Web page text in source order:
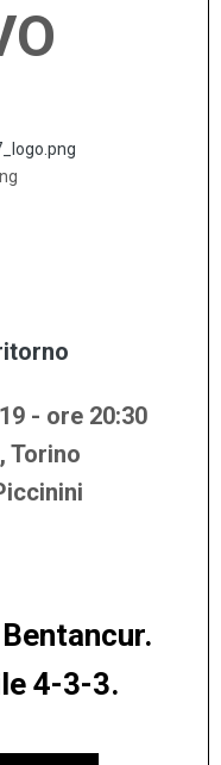
- ore 20:30
Torino
4-3-3.